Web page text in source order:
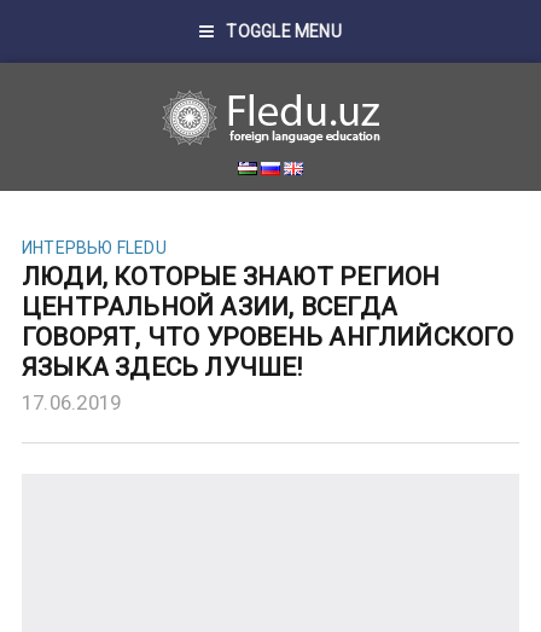
TOGGLE MENU
ИНТЕРВЬЮ FLEDU
ЛЮДИ, КОТОРЫЕ ЗНАЮТ РЕГИОН
ЦЕНТРАЛЬНОЙ АЗИИ, ВСЕГДА
ГОВОРЯТ, ЧТО УРОВЕНЬ АНГЛИЙСКОГО
ЯЗЫКА ЗДЕСЬ ЛУЧШЕ!
17.06.2019